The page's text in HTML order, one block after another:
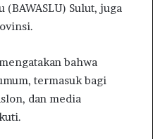
(BAWASLU) Sulut, juga
bahwa
termasuk bagi
dan media